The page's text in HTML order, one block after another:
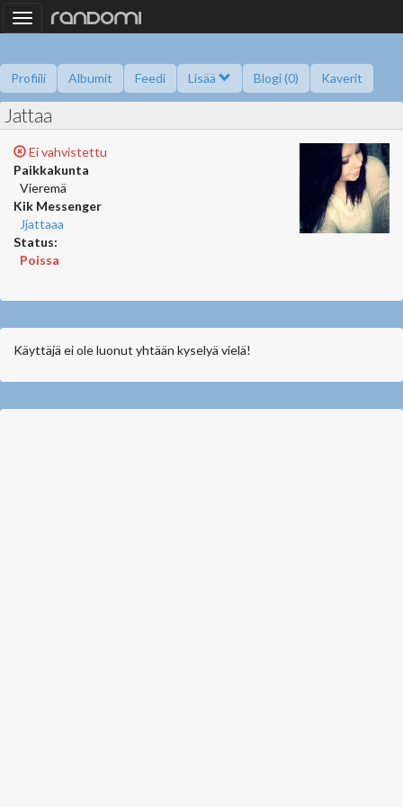
Toggle
navigation
Profiili Albumit Feedi Lisää Blogi (0) Kaverit
Kysy minulta
Jattaa
Ei vahvistettu
Paikkakunta
Vieremä
Kik Messenger
Jjattaaa
Status:
Poissa
Käyttäjä ei ole luonut yhtään kyselyä vielä!